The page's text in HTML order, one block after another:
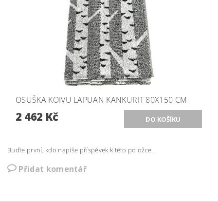
OSUŠKA KOIVU LAPUAN KANKURIT 80X150 CM
2 462 Kč
Buďte první, kdo napíše příspěvek k této položce.
Přidat komentář